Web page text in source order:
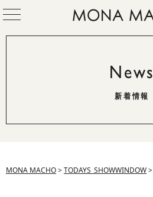
News
新着情報
MONA MACHO>TODAYS_SHOWWINDOW>